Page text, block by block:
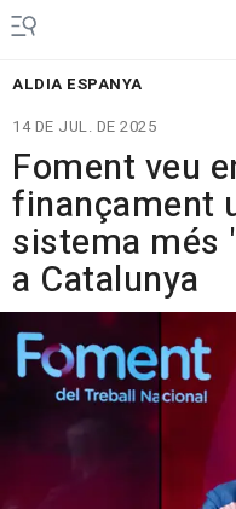
ALDIA ESPANYA
14 DE JUL. DE 2025
Foment veu
finançament
sistema més
a Catalunya